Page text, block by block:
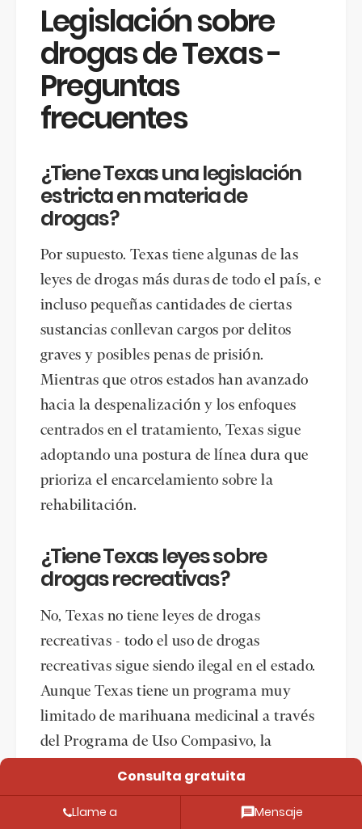
Legislación sobre
drogas de Texas -
Preguntas
frecuentes
¿Tiene Texas una legislación
estricta en materia de
drogas?
Por supuesto. Texas tiene algunas de las
leyes de drogas más duras de todo el país, e
incluso pequeñas cantidades de ciertas
sustancias conllevan cargos por delitos
graves y posibles penas de prisión.
Mientras que otros estados han avanzado
hacia la despenalización y los enfoques
centrados en el tratamiento, Texas sigue
adoptando una postura de línea dura que
prioriza el encarcelamiento sobre la
rehabilitación.
¿Tiene Texas leyes sobre
drogas recreativas?
No, Texas no tiene leyes de drogas
recreativas - todo el uso de drogas
recreativas sigue siendo ilegal en el estado.
Aunque Texas tiene un programa muy
limitado de marihuana medicinal a través
del Programa de Uso Compasivo, la
marihuana recreativa y todas las demás
sustancias controladas siguen estando
prohibidas por la ley estatal. Algunas
Consulta gratuita
Llame a Mensaje